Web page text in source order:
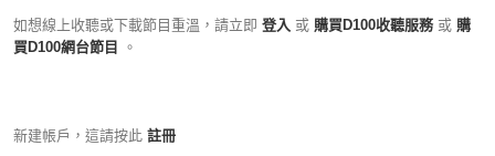
如想線上收聽或下載節目重溫，請立即 登入 或 購買D100收聽服務 或 購
買D100網台節目
。
新建帳戶，這請按此 註冊